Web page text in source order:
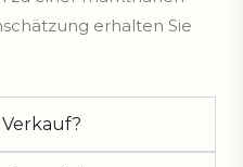
erhalten Sie